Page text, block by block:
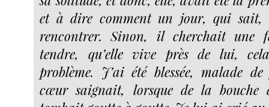
et à dire comment un jour, qui sait,
rencontrer. Sinon, il cherchait une
tendre, qu’elle vive près de lui,
problème. J’ai été blessée, malade
cœur saignait, lorsque de la bouche